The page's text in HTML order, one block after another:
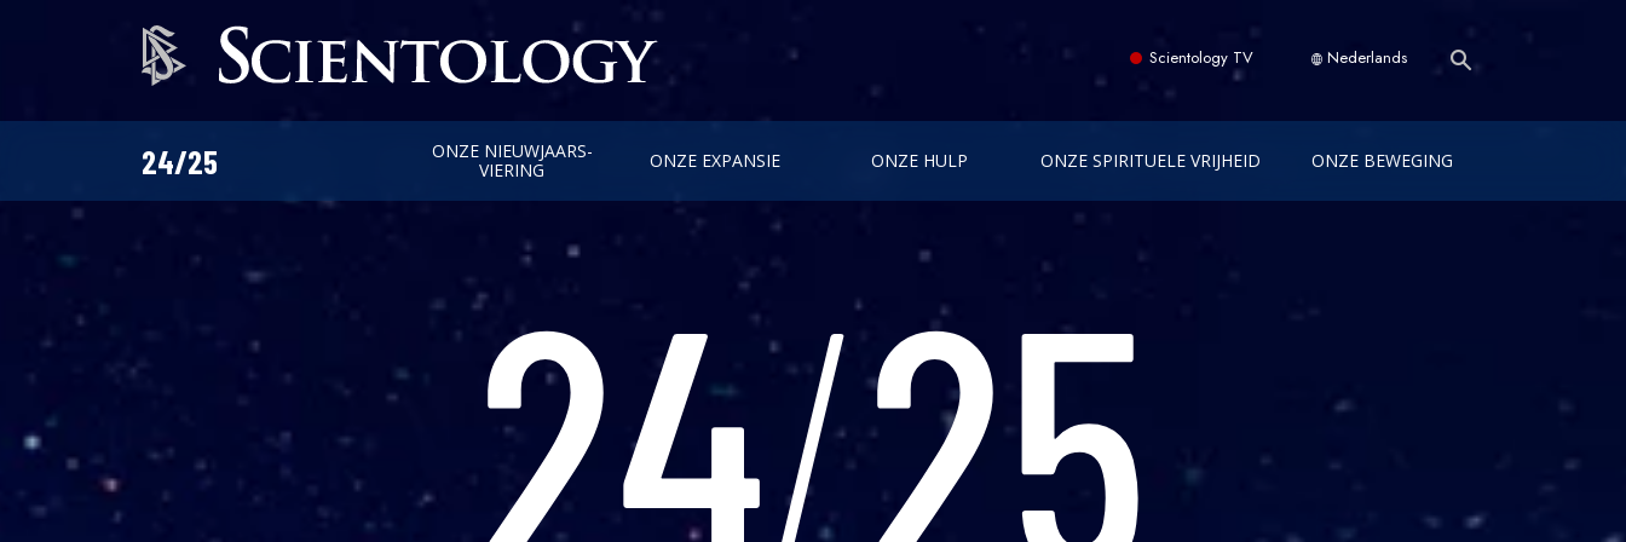
Scientology TV Nederlands
24/25
ONZE NIEUWJAARS­
VIERING
ONZE EXPANSIE ONZE HULP ONZE SPIRITUELE VRIJHEID ONZE BEWEGING
24/25